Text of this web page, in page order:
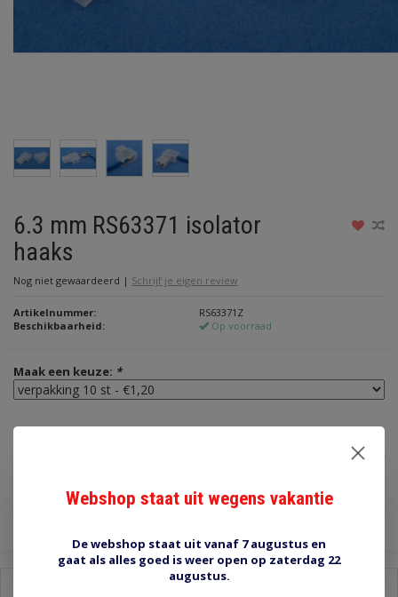
6.3 mm RS63371 isolator
haaks
Nog niet gewaardeerd | Schrijf je eigen review
Artikelnummer:
RS63371Z
Beschikbaarheid:
Op voorraad
Maak een keuze: *
€1,20
Incl. btw
Webshop staat uit wegens vakantie
De webshop staat uit vanaf 7 augustus en
gaat als alles goed is weer open op zaterdag 22
augustus.